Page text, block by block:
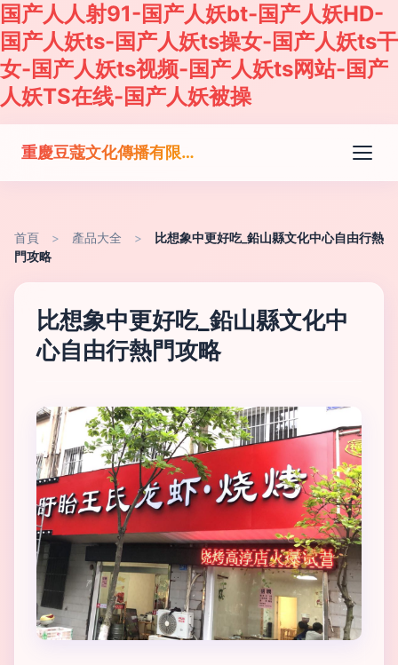
国产人人射91-国产人妖bt-国产人妖HD-
国产人妖ts-国产人妖ts操女-国产人妖ts干
女-国产人妖ts视频-国产人妖ts网站-国产
人妖TS在线-国产人妖被操
重慶豆蔻文化傳播有限公司
首頁 > 產品大全 >
比想象中更好吃_鉛山縣文化中心自由行熱
門攻略
比想象中更好吃_鉛山縣文化中
心自由行熱門攻略